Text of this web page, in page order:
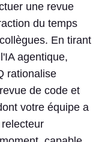
une revue
du temps
En tirant
agentique,
rationalise
de code et
votre équipe a